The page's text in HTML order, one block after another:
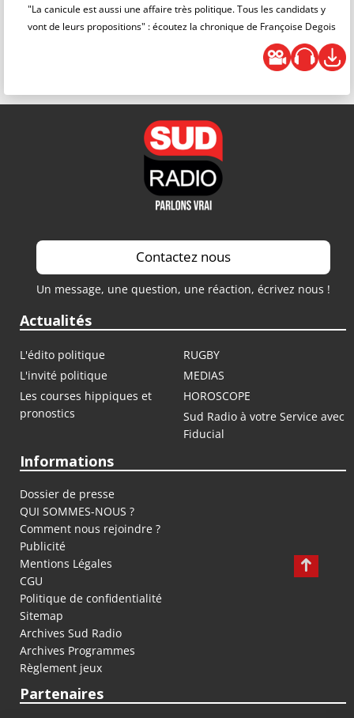
"La canicule est aussi une affaire très politique. Tous les candidats y
vont de leurs propositions" : écoutez la chronique de Françoise Degois
Contactez nous
Un message, une question, une réaction, écrivez nous !
Actualités
L'édito politique
RUGBY
L'invité politique
MEDIAS
Les courses hippiques et
pronostics
HOROSCOPE
Sud Radio à votre Service avec
Fiducial
Informations
Dossier de presse
QUI SOMMES-NOUS ?
Comment nous rejoindre ?
Publicité
Mentions Légales
CGU
Politique de confidentialité
Sitemap
Archives Sud Radio
Archives Programmes
Règlement jeux
Partenaires